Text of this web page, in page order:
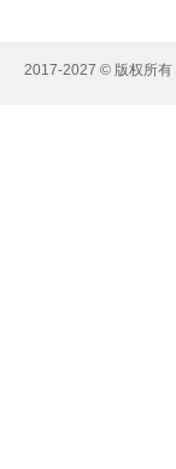
2017-2027 © 版权所